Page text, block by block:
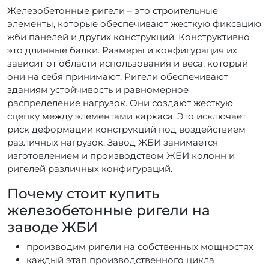
Железобетонные ригели – это строительные
элементы, которые обеспечивают жесткую фиксацию
жби панелей и других конструкций. Конструктивно
это длинные балки. Размеры и конфигурация их
зависит от области использования и веса, который
они на себя принимают. Ригели обеспечивают
зданиям устойчивость и равномерное
распределение нагрузок. Они создают жесткую
сцепку между элементами каркаса. Это исключает
риск деформации конструкций под воздействием
различных нагрузок. Завод ЖБИ занимается
изготовлением и производством ЖБИ колонн и
ригелей различных конфигураций.
Почему стоит купить
железобетонные ригели на
заводе ЖБИ
производим ригели на собственных мощностях
каждый этап производственного цикла